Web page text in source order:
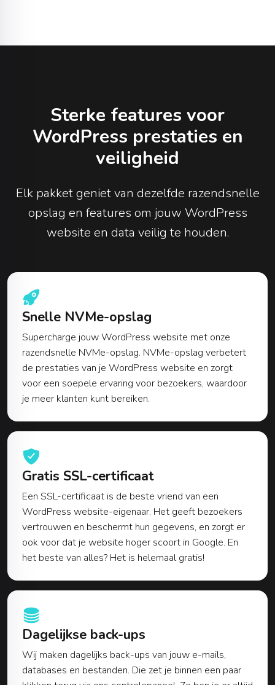
Sterke features voor
WordPress prestaties en
veiligheid
Elk pakket geniet van dezelfde razendsnelle
opslag en features om jouw WordPress
website en data veilig te houden.
Snelle NVMe-opslag
Supercharge jouw WordPress website met onze
razendsnelle NVMe-opslag. NVMe-opslag verbetert
de prestaties van je WordPress website en zorgt
voor een soepele ervaring voor bezoekers, waardoor
je meer klanten kunt bereiken.
Gratis SSL-certificaat
Een SSL-certificaat is de beste vriend van een
WordPress website-eigenaar. Het geeft bezoekers
vertrouwen en beschermt hun gegevens, en zorgt er
ook voor dat je website hoger scoort in Google. En
het beste van alles? Het is helemaal gratis!
Dagelijkse back-ups
Wij maken dagelijks back-ups van jouw e-mails,
databases en bestanden. Die zet je binnen een paar